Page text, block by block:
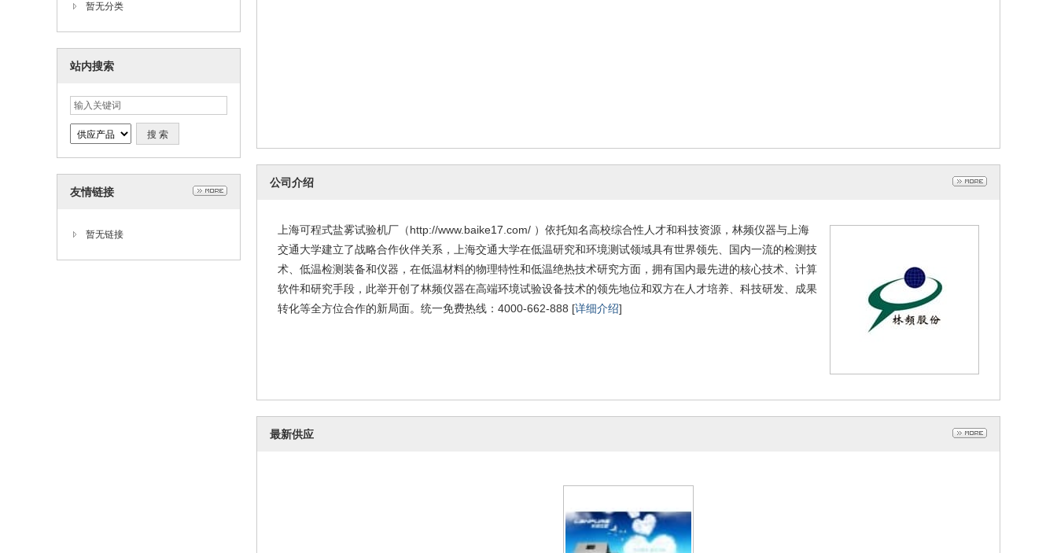
暂无分类
站内搜索
友情链接
暂无链接
公司介绍
上海可程式盐雾试验机厂（http://www.baike17.com/ ）依托知名高校综合性人才和科技资源，林频仪器与上海
交通大学建立了战略合作伙伴关系，上海交通大学在低温研究和环境测试领域具有世界领先、国内一流的检测技
术、低温检测装备和仪器，在低温材料的物理特性和低温绝热技术研究方面，拥有国内最先进的核心技术、计算
软件和研究手段，此举开创了林频仪器在高端环境试验设备技术的领先地位和双方在人才培养、科技研发、成果
转化等全方位合作的新局面。统一免费热线：4000-662-888 [详细介绍]
最新供应